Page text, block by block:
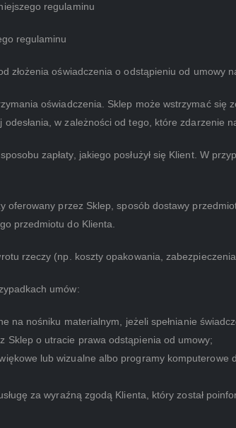
regulaminu
regulaminu
złożenia oświadczenia o odstąpieniu od umowy
oświadczenia. Sklep może wstrzymać się
w zależności od tego, które zdarzenie
zapłaty, jakiego posłużył się Klient. W
oferowany przez Sklep, sposób dostawy
przedmiotu do Klienta.
rzeczy (np. koszty opakowania,
umów:
na nośniku materialnym, jeżeli spełnianie
Sklep o utracie prawa odstąpienia od umowy;
lub wizualne albo programy
za wyraźną zgodą Klienta, który został